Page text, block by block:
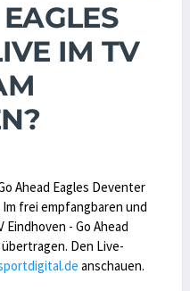
IM TV
Ahead Eagles Deventer
frei empfangbaren und
- Go Ahead
Den Live-
anschauen.